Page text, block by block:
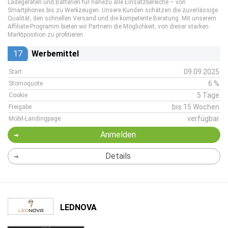
Ladegeräten und Batterien für nahezu alle Einsatzbereiche – von
Smartphones bis zu Werkzeugen. Unsere Kunden schätzen die zuverlässige
Qualität, den schnellen Versand und die kompetente Beratung. Mit unserem
Affiliate-Programm bieten wir Partnern die Möglichkeit, von dieser starken
Marktposition zu profitieren.
17 Werbemittel
Start 09.09.2025
Stornoquote 6 %
Cookie 5 Tage
Freigabe bis 15 Wochen
Mobil-Landingpage verfügbar
Anmelden
Details
LEDNOVA